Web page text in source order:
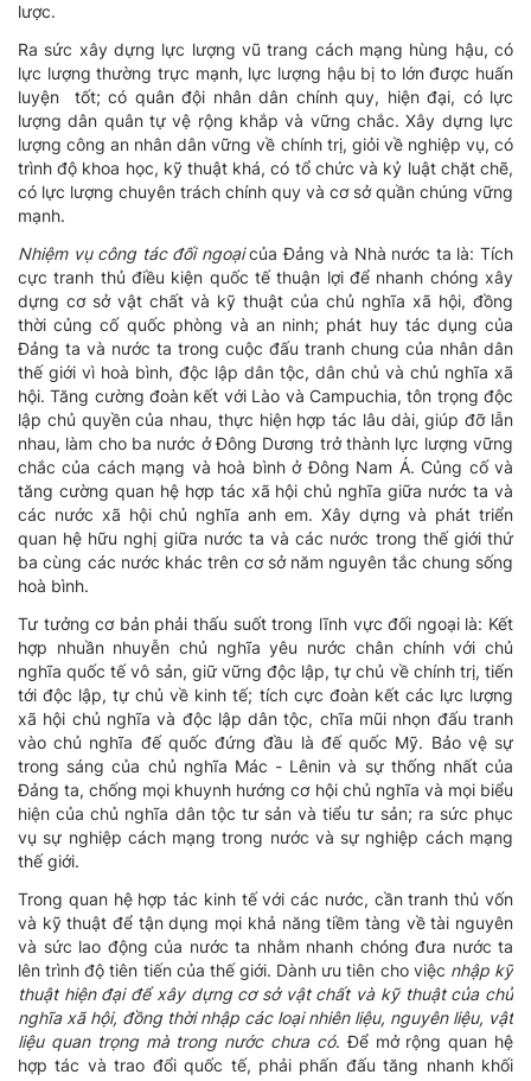
lược.
Ra sức xây dựng lực lượng vũ trang cách mạng hùng hậu, có
lực lượng thường trực mạnh, lực lượng hậu bị to lớn được huấn
luyện tốt; có quân đội nhân dân chính quy, hiện đại, có lực
lượng dân quân tự vệ rộng khắp và vững chắc. Xây dựng lực
lượng công an nhân dân vững về chính trị, giỏi về nghiệp vụ, có
trình độ khoa học, kỹ thuật khá, có tổ chức và kỷ luật chặt chẽ,
có lực lượng chuyên trách chính quy và cơ sở quần chúng vững
mạnh.
Nhiệm vụ công tác đối ngoạicủa Đảng và Nhà nước ta là: Tích
cực tranh thủ điều kiện quốc tế thuận lợi để nhanh chóng xây
dựng cơ sở vật chất và kỹ thuật của chủ nghĩa xã hội, đồng
thời củng cố quốc phòng và an ninh; phát huy tác dụng của
Đảng ta và nước ta trong cuộc đấu tranh chung của nhân dân
thế giới vì hoà bình, độc lập dân tộc, dân chủ và chủ nghĩa xã
hội. Tăng cường đoàn kết với Lào và Campuchia, tôn trọng độc
lập chủ quyền của nhau, thực hiện hợp tác lâu dài, giúp đỡ lẫn
nhau, làm cho ba nước ở Đông Dương trở thành lực lượng vững
chắc của cách mạng và hoà bình ở Đông Nam Á. Củng cố và
tăng cường quan hệ hợp tác xã hội chủ nghĩa giữa nước ta và
các nước xã hội chủ nghĩa anh em. Xây dựng và phát triển
quan hệ hữu nghị giữa nước ta và các nước trong thế giới thứ
ba cùng các nước khác trên cơ sở năm nguyên tắc chung sống
hoà bình.
Tư tưởng cơ bản phải thấu suốt trong lĩnh vực đối ngoại là: Kết
hợp nhuần nhuyễn chủ nghĩa yêu nước chân chính với chủ
nghĩa quốc tế vô sản, giữ vững độc lập, tự chủ về chính trị, tiến
tới độc lập, tự chủ về kinh tế; tích cực đoàn kết các lực lượng
xã hội chủ nghĩa và độc lập dân tộc, chĩa mũi nhọn đấu tranh
vào chủ nghĩa đế quốc đứng đầu là đế quốc Mỹ. Bảo vệ sự
trong sáng của chủ nghĩa Mác - Lênin và sự thống nhất của
Đảng ta, chống mọi khuynh hướng cơ hội chủ nghĩa và mọi biểu
hiện của chủ nghĩa dân tộc tư sản và tiểu tư sản; ra sức phục
vụ sự nghiệp cách mạng trong nước và sự nghiệp cách mạng
thế giới.
Trong quan hệ hợp tác kinh tế với các nước, cần tranh thủ vốn
và kỹ thuật để tận dụng mọi khả năng tiềm tàng về tài nguyên
và sức lao động của nước ta nhằm nhanh chóng đưa nước ta
lên trình độ tiên tiến của thế giới. Dành ưu tiên cho việc nhập kỹ
thuật hiện đại để xây dựng cơ sở vật chất và kỹ thuật của chủ
nghĩa xã hội, đồng thời nhập các loại nhiên liệu, nguyên liệu, vật
liệu quan trọng mà trong nước chưa có. Để mở rộng quan hệ
hợp tác và trao đổi quốc tế, phải phấn đấu tăng nhanh khối